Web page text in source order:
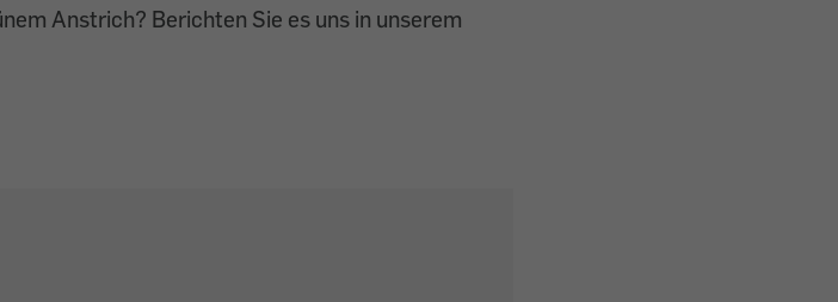
Anstrich? Berichten Sie es uns in unserem